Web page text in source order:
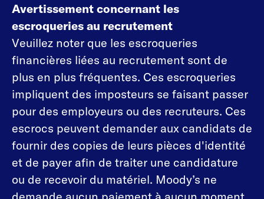
Avertissement concernant les
escroqueries au recrutement
Veuillez noter que les escroqueries
financières liées au recrutement sont de
plus en plus fréquentes. Ces escroqueries
impliquent des imposteurs se faisant passer
pour des employeurs ou des recruteurs. Ces
escrocs peuvent demander aux candidats de
fournir des copies de leurs pièces d'identité
et de payer afin de traiter une candidature
ou de recevoir du matériel. Moody’s ne
demande aucun paiement à aucun moment